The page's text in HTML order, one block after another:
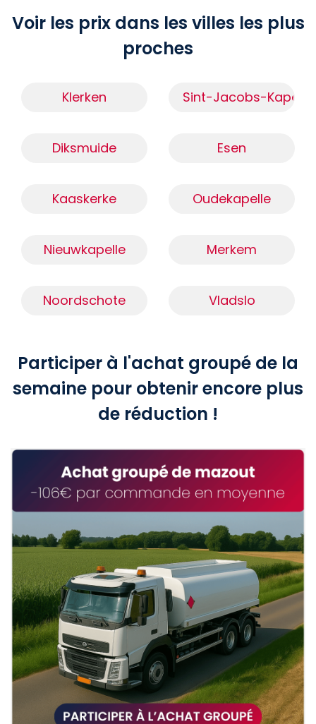
Voir les prix dans les villes les plus
proches
Klerken Sint-Jacobs-Kapelle
Diksmuide Esen
Kaaskerke Oudekapelle
Nieuwkapelle Merkem
Noordschote Vladslo
Participer à l'achat groupé de la
semaine pour obtenir encore plus
de réduction !